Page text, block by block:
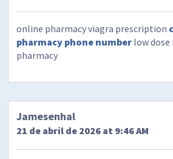
online pharmacy viagra prescription
pharmacy phone number low
pharmacy
Jamesenhal
21 de abril de 2026 at 9:46 AM